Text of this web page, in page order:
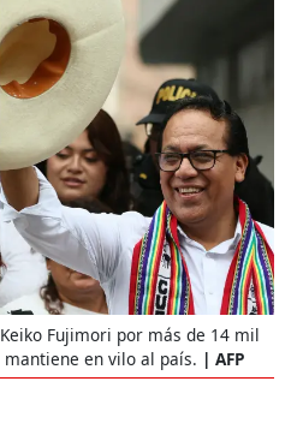
Fujimori por más de 14 mil
en vilo al país.
AFP